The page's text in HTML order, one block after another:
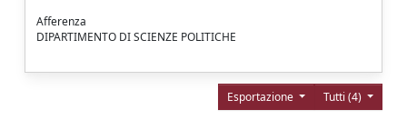
Afferenza
DIPARTIMENTO DI SCIENZE POLITICHE
Tutti (4)
Esportazione